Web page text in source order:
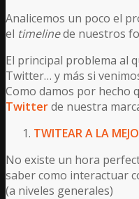
Analicemos un poco el
el timelinede nuestros
El principal problema al
Twitter… y más si
Como damos por hecho
Twitterde nuestra
TWITEAR A LA
No existe un hora
saber como interactuar
(a niveles generales)